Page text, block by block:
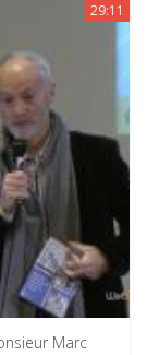
29:11
Marc